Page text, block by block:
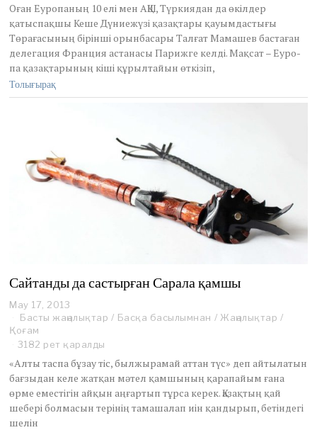
Оған Еуропаның 10 елі мен АҚШ, Түркиядан да өкілдер
қатыспақшы Кеше Дүниежүзі қазақтары қауымдастығы
Төрағасының бірінші орынбасары Талғат Мамашев бастаған
делегация Франция астанасы Па­риж­ге келді. Мақсат – Еуро­
па қазақтарының кіші құрыл­тайын өткізіп,
Толығырақ
Сайтанды да састырған Сарала қамшы
May 17, 2013
Басты жаңалықтар / Басқа басылымнан / Жаңалықтар /
Қоғам
3182 рет қаралды
«Алты таспа бұзау тіс, былжырамай аттан түс» деп айтылатын
бағзыдан келе жатқан мәтел қамшының қарапайым ғана
өрме еместігін айқын аңғартып тұрса керек. Қазақтың қай
шебері болмасын терінің тамашалап иін қандырып, бетіндегі
шелін